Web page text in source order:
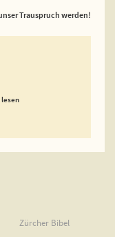
Trauspruch werden!
lesen
Zürcher Bibel